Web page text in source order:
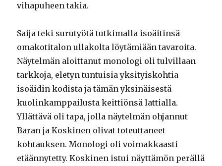
vihapuheen takia.
Saija teki surutyötä tutkimalla isoäitinsä
omakotitalon ullakolta löytämiään tavaroita.
Näytelmän aloittanut monologi oli tulvillaan
tarkkoja, eletyn tuntuisia yksityiskohtia
isoäidin kodista ja tämän yksinäisestä
kuolinkamppailusta keittiönsä lattialla.
Yllättävä oli tapa, jolla näytelmän ohjannut
Baran ja Koskinen olivat toteuttaneet
kohtauksen. Monologi oli voimakkaasti
etäännytetty. Koskinen istui näyttämön perällä